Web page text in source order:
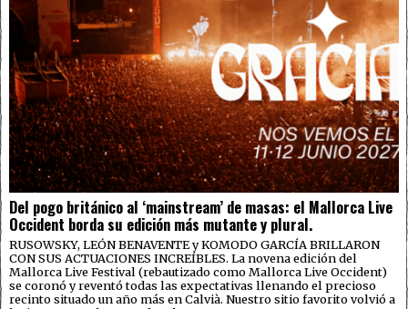
Del pogo británico al ‘mainstream’ de masas: el Mallorca Live
Occident borda su edición más mutante y plural.
RUSOWSKY, LEÓN BENAVENTE y KOMODO GARCÍA BRILLARON
CON SUS ACTUACIONES INCREÍBLES. La novena edición del
Mallorca Live Festival (rebautizado como Mallorca Live Occident)
se coronó y reventó todas las expectativas llenando el precioso
recinto situado un año más en Calvià. Nuestro sitio favorito volvió a